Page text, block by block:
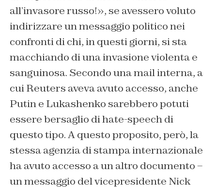
all’invasore russo!», se avessero voluto
indirizzare un messaggio politico nei
confronti di chi, in questi giorni, si sta
macchiando di una invasione violenta e
sanguinosa. Secondo una mail interna, a
cui Reuters aveva avuto accesso, anche
Putin e Lukashenko sarebbero potuti
essere bersaglio di hate-speech di
questo tipo. A questo proposito, però, la
stessa agenzia di stampa internazionale
ha avuto accesso a un altro documento –
un messaggio del vicepresidente Nick